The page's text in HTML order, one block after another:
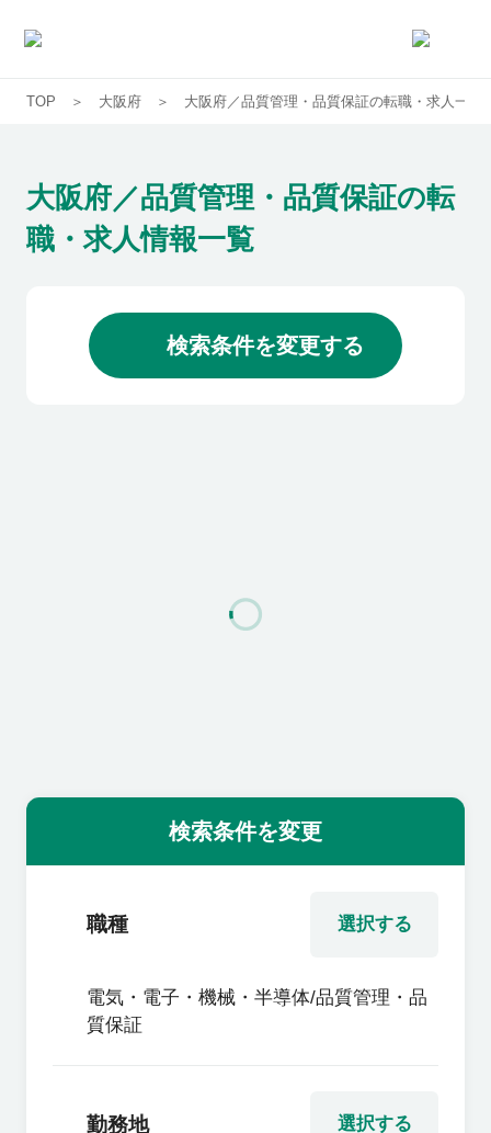
求人一覧
企業一覧
お気に入り求人
よくあるご質問
企業の担当者様
TOP 大阪府 大阪府／品質管理・品質保証の転職・求人一覧
大阪府／品質管理・品質保証の転
職・求人情報一覧
検索条件を変更する
検索条件を変更
選択する
職種
電気・電子・機械・半導体/品質管理・品
質保証
選択する
勤務地